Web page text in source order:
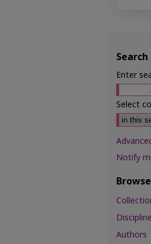
Search
Enter
Select
Notify
Browse
Authors